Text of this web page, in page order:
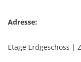
Adresse:
Etage Erdgeschoss |